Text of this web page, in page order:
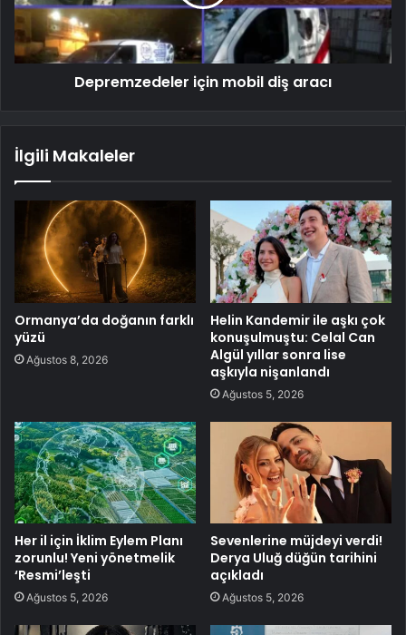
Depremzedeler için mobil diş aracı
İlgili Makaleler
Ormanya’da doğanın farklı
yüzü
Ağustos 8, 2026
Helin Kandemir ile aşkı çok
konuşulmuştu: Celal Can
Algül yıllar sonra lise
aşkıyla nişanlandı
Ağustos 5, 2026
Her il için İklim Eylem Planı
zorunlu! Yeni yönetmelik
‘Resmi’leşti
Ağustos 5, 2026
Sevenlerine müjdeyi verdi!
Derya Uluğ düğün tarihini
açıkladı
Ağustos 5, 2026